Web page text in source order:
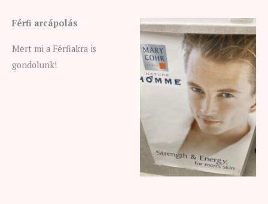
Férfi arcápolás
Mert mi a Férfiakra is
gondolunk!